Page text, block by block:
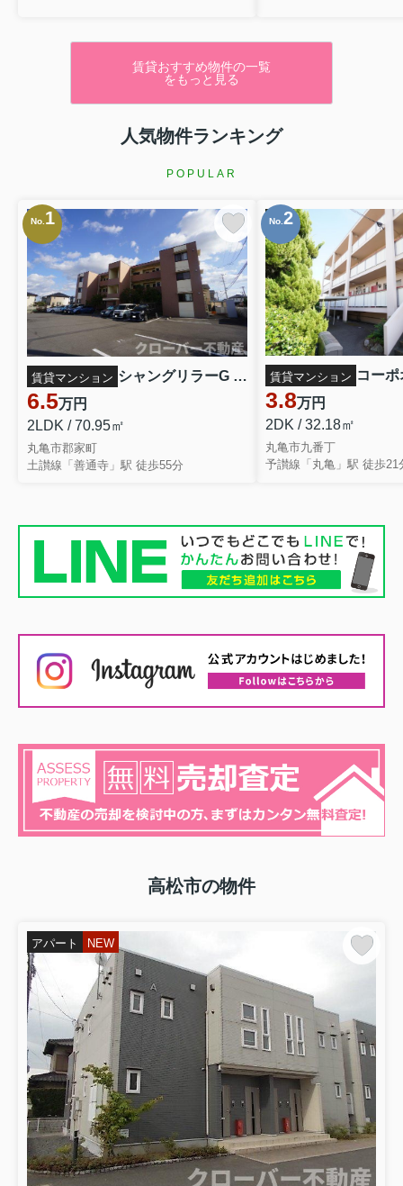
賃貸おすすめ物件の一覧
をもっと見る
人気物件ランキング
POPULAR
No.1
賃貸マンション シャングリラーG 302
6.5万円
2LDK / 70.95㎡
丸亀市郡家町
土讃線「善通寺」駅 徒歩55分
No.2
賃貸マンション コー
3.8万円
2DK / 32.18㎡
丸亀市九番丁
予讃線「丸亀」駅 徒歩21
高松市の物件
アパート NEW